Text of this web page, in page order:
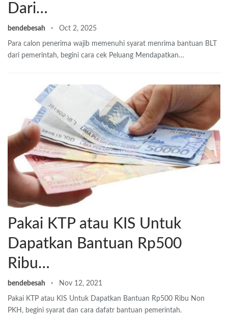
Dari…
bendebesah Oct 2, 2025
Para calon penerima wajib memenuhi syarat menrima bantuan BLT
dari pemerintah, begini cara cek Peluang Mendapatkan…
Pakai KTP atau KIS Untuk
Dapatkan Bantuan Rp500
Ribu…
bendebesah Nov 12, 2021
Pakai KTP atau KIS Untuk Dapatkan Bantuan Rp500 Ribu Non
PKH, begini syarat dan cara dafatr bantuan pemerintah.